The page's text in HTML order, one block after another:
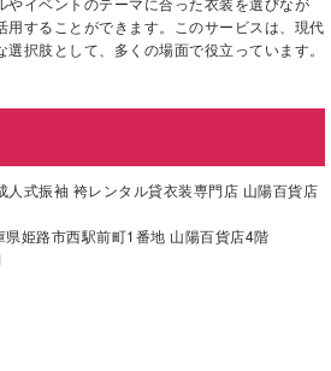
用することができます。このサービスは、現代
択肢として、多くの場面で役立っています。
人式振袖 袴レンタル貸衣装専門店 山陽百貨店
姫路市西駅前町1番地 山陽百貨店4階